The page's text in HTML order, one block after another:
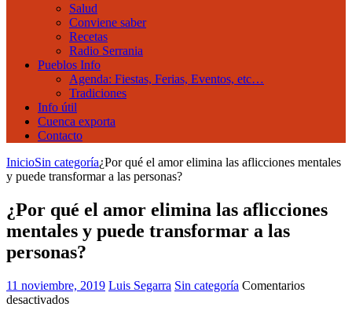
Salud
Conviene saber
Recetas
Radio Serrania
Pueblos Info
Agenda: Fiestas, Ferias, Eventos, etc…
Tradiciones
Info útil
Cuenca exporta
Contacto
InicioSin categoría¿Por qué el amor elimina las aflicciones mentales
y puede transformar a las personas?
¿Por qué el amor elimina las aflicciones
mentales y puede transformar a las
personas?
11 noviembre, 2019 Luis Segarra Sin categoría Comentarios
desactivadosen